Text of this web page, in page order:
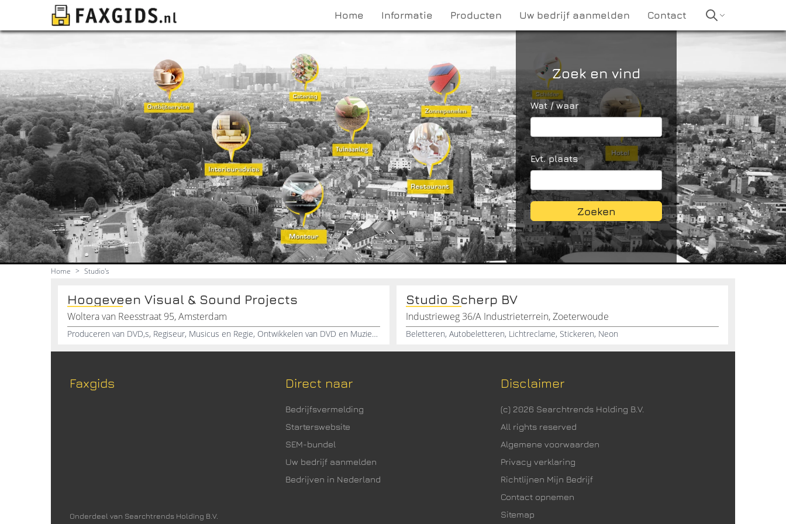
Home Informatie Producten Uw bedrijf aanmelden Contact
Zoek en vind
Wat / waar
Evt. plaats
Zoeken
Home > Studio's
Hoogeveen Visual & Sound Projects
Woltera van Reesstraat 95, Amsterdam
Produceren van DVD,s, Regiseur, Musicus en Regie, Ontwikkelen van DVD en Muziek, Ontwerp Studio
Studio Scherp BV
Industrieweg 36/A Industrieterrein, Zoeterwoude
Beletteren, Autobeletteren, Lichtreclame, Stickeren, Neon
Faxgids
Onderdeel van Searchtrends Holding B.V.
Direct naar
Bedrijfsvermelding
Starterswebsite
SEM-bundel
Uw bedrijf aanmelden
Bedrijven in Nederland
Disclaimer
(c) 2026 Searchtrends Holding B.V.
All rights reserved
Algemene voorwaarden
Privacy verklaring
Richtlijnen Mijn Bedrijf
Contact opnemen
Sitemap